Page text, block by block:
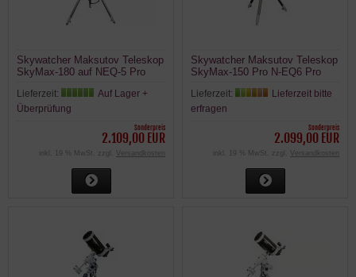
Skywatcher Maksutov Teleskop
SkyMax-180 auf NEQ-5 Pro
180mm/2700mm
Lieferzeit:
Auf Lager +
Überprüfung
Sonderpreis
2.109,00 EUR
inkl. 19 % MwSt. zzgl. Versandkosten
Skywatcher Maksutov Teleskop
SkyMax-150 Pro N-EQ6 Pro
150mm 1800mm
Lieferzeit:
Lieferzeit bitte
erfragen
Sonderpreis
2.099,00 EUR
inkl. 19 % MwSt. zzgl. Versandkosten